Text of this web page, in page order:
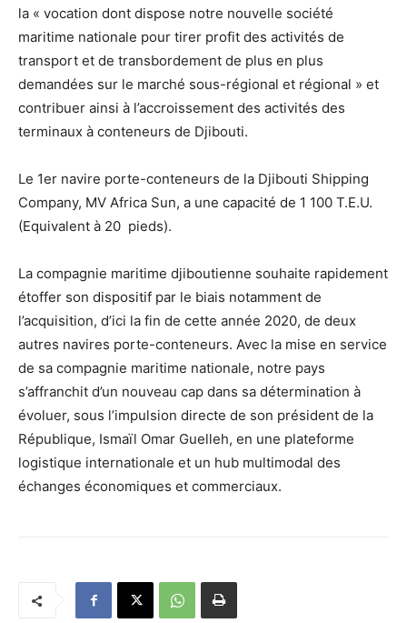
la « vocation dont dispose notre nouvelle société
maritime nationale pour tirer profit des activités de
transport et de transbordement de plus en plus
demandées sur le marché sous-régional et régional » et
contribuer ainsi à l’accroissement des activités des
terminaux à conteneurs de Djibouti.
Le 1er navire porte-conteneurs de la Djibouti Shipping
Company, MV Africa Sun, a une capacité de 1 100 T.E.U.
(Equivalent à 20 pieds).
La compagnie maritime djiboutienne souhaite rapidement
étoffer son dispositif par le biais notamment de
l’acquisition, d’ici la fin de cette année 2020, de deux
autres navires porte-conteneurs. Avec la mise en service
de sa compagnie maritime nationale, notre pays
s’affranchit d’un nouveau cap dans sa détermination à
évoluer, sous l’impulsion directe de son président de la
République, Ismaïl Omar Guelleh, en une plateforme
logistique internationale et un hub multimodal des
échanges économiques et commerciaux.